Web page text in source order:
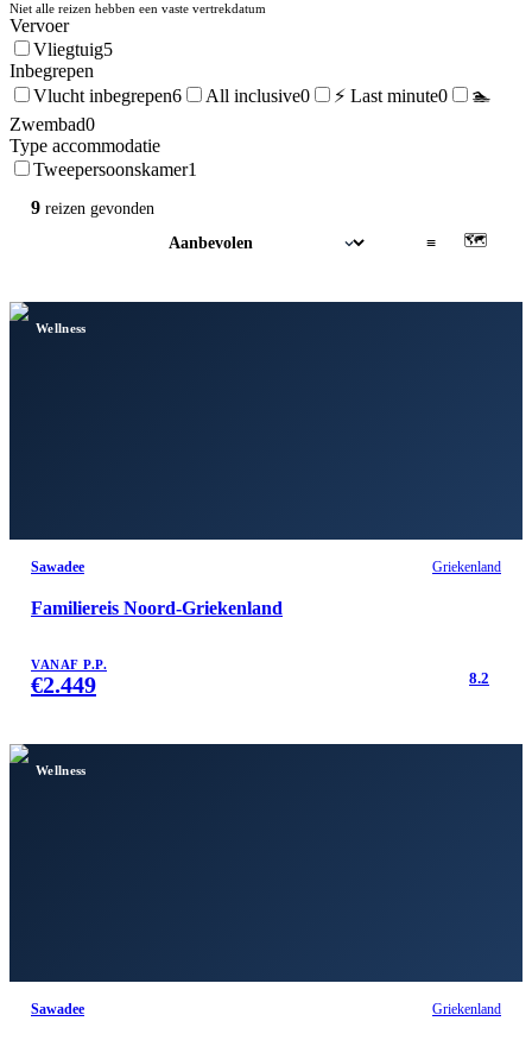
Niet alle reizen hebben een vaste vertrekdatum
Vervoer
Vliegtuig5
Inbegrepen
Vlucht inbegrepen6 All inclusive0 ⚡ Last minute0
🏊
Zwembad0
Type accommodatie
Tweepersoonskamer1
9 reizen gevonden
≡ 🗺
Wellness
Sawadee Griekenland
Familiereis Noord-Griekenland
VANAF P.P.
€2.449 8.2
Wellness
Sawadee Griekenland